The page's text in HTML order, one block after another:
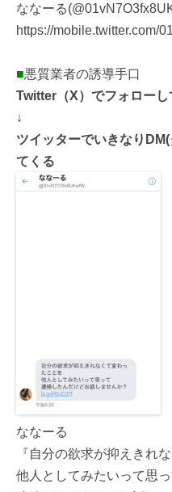
ななーる
https://mobile.twitter.com/
■悪質業者の誘導手口
Twitter（X）でフォローし
↓
ツイッターでいきなり
てくる
ななーる
『自分の欲求が抑えきれ
他人としてみたいって思っ